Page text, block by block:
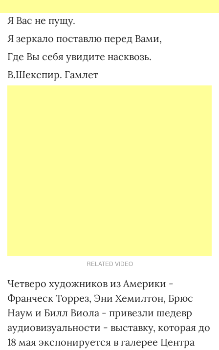
Я Вас не пущу.
Я зеркало поставлю перед Вами,
Где Вы себя увидите насквозь.
В.Шекспир. Гамлет
RELATED VIDEO
Четверо художников из Америки -
Франческ Торрез, Эни Хемилтон, Брюс
Наум и Билл Виола - привезли шедевр
аудиовизуальности - выставку, которая до
18 мая экспонируется в галерее Центра